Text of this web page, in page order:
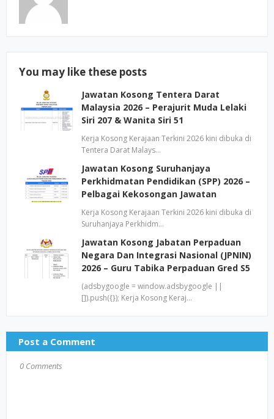
You may like these posts
Jawatan Kosong Tentera Darat
Malaysia 2026 – Perajurit Muda Lelaki
Siri 207 & Wanita Siri 51
Kerja Kosong Kerajaan Terkini 2026 kini dibuka di
Tentera Darat Malays…
Jawatan Kosong Suruhanjaya
Perkhidmatan Pendidikan (SPP) 2026 –
Pelbagai Kekosongan Jawatan
Kerja Kosong Kerajaan Terkini 2026 kini dibuka di
Suruhanjaya Perkhidm…
Jawatan Kosong Jabatan Perpaduan
Negara Dan Integrasi Nasional (JPNIN)
2026 – Guru Tabika Perpaduan Gred S5
(adsbygoogle = window.adsbygoogle ||
[]).push({}); Kerja Kosong Keraj…
Post a Comment
0 Comments